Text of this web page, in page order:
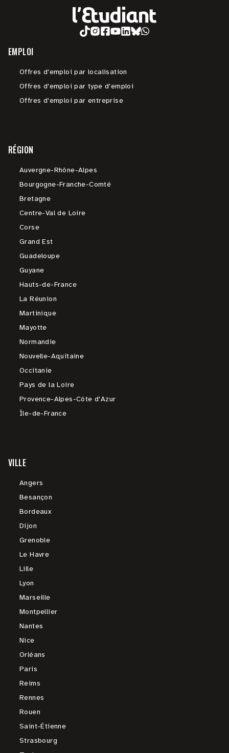
EMPLOI
Offres d'emploi par localisation
Offres d'emploi par type d'emploi
Offres d'emploi par entreprise
RÉGION
Auvergne-Rhône-Alpes
Bourgogne-Franche-Comté
Bretagne
Centre-Val de Loire
Corse
Grand Est
Guadeloupe
Guyane
Hauts-de-France
La Réunion
Martinique
Mayotte
Normandie
Nouvelle-Aquitaine
Occitanie
Pays de la Loire
Provence-Alpes-Côte d'Azur
Île-de-France
VILLE
Angers
Besançon
Bordeaux
Dijon
Grenoble
Le Havre
Lille
Lyon
Marseille
Montpellier
Nantes
Nice
Orléans
Paris
Reims
Rennes
Rouen
Saint-Étienne
Strasbourg